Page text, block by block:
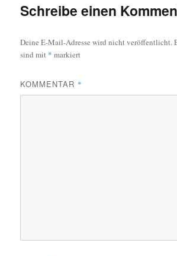
Schreibe einen
Deine E-Mail-Adresse wird nicht veröffentlicht.
sind mit * markiert
KOMMENTAR *